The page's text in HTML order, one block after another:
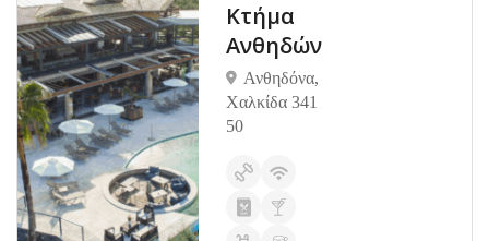
Κτήμα
Ανθηδών
Ανθηδόνα,
Χαλκίδα 341
50